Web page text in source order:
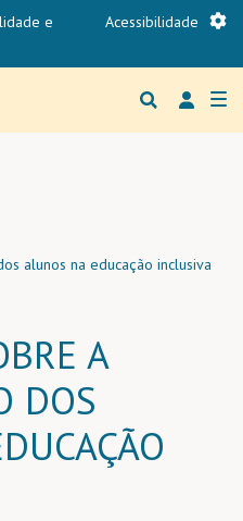
Passar para o conteúdo principal
e
Acessibilidade
Region
alunos na educação inclusiva
A
DOS